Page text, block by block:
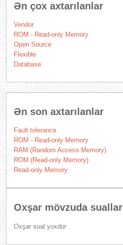
Ən çox axtarılanlar
Vendor
ROM - Read-only Memory
Open Source
Flexible
Database
Ən son axtarılanlar
Fault tolerance
ROM - Read-only Memory
RAM (Random Access Memory)
ROM (Read-only Memory)
Read-only Memory
Oxşar mövzuda suallar
Oxşar sual yoxdur